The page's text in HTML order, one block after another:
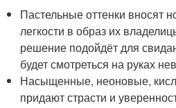
Пастельные оттенки вносят
легкости в образ их
решение подойдёт для
будет смотреться на руках
Насыщенные, неоновые,
придают страсти и